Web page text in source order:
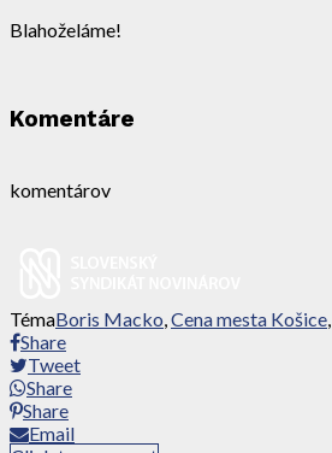
Blahoželáme!
Komentáre
komentárov
TémaBoris Macko,Cena mesta Košice,
Share
Tweet
Share
Share
Email